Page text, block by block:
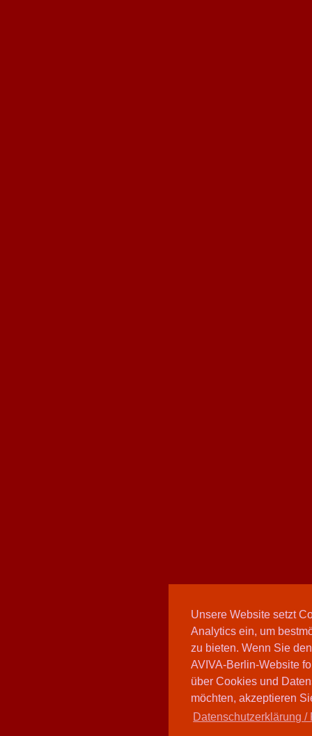
Unsere Website setzt
Analytics ein, um
zu bieten. Wenn Sie
AVIVA-Berlin-Website
über Cookies und
möchten, akzeptieren
Datenschutzerklärung /